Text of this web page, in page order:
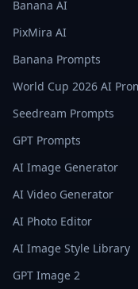
Banana AI
PixMira AI
Banana Prompts
World Cup 2026 AI
Seedream Prompts
GPT Prompts
AI Image Generator
AI Video Generator
AI Photo Editor
AI Image Style Library
GPT Image 2